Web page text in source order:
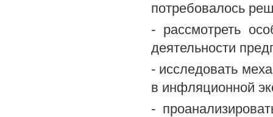
потребовалось
- рассмотреть
деятельности
- исследовать
в инфляционной
-